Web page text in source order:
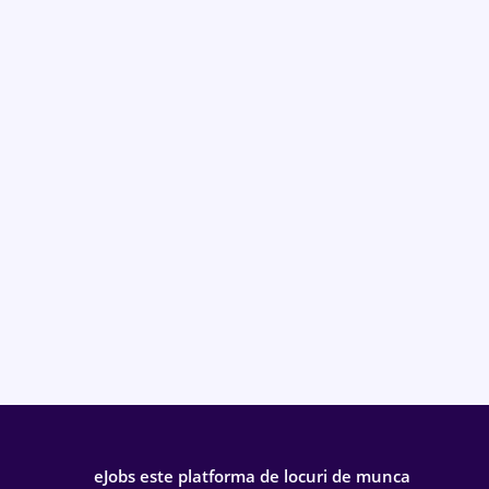
eJobs este platforma de locuri de munca